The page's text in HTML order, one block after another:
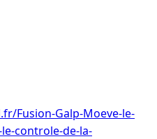
Fusion-Galp-Moeve-le-
controle-de-la-